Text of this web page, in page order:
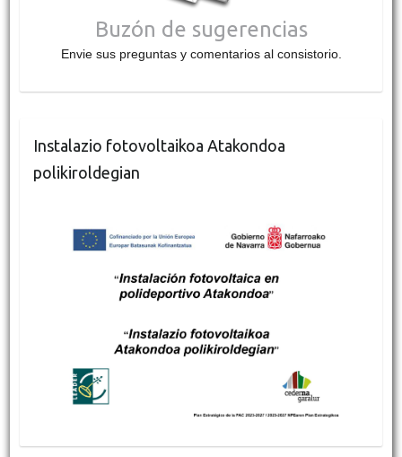
Buzón de sugerencias
Envie sus preguntas y comentarios al consistorio.
Instalazio fotovoltaikoa Atakondoa
polikiroldegian